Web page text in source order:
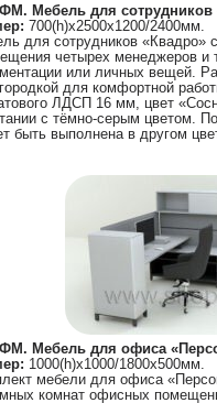
Мебель для сотрудников
700(h)х2500х1200/2400мм.
для сотрудников «Квадро»
четырех менеджеров и
или личных вещей.
для комфортной
ЛДСП 16 мм, цвет
с тёмно-серым цветом.
быть выполнена в другом
Мебель для офиса
1000(h)х1000/1800х500мм.
мебели для офиса
комнат офисных